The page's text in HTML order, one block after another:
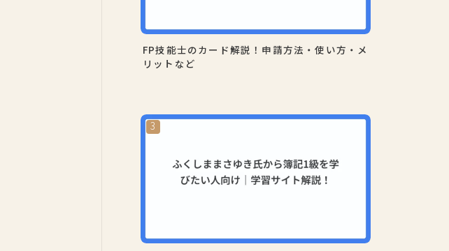
FP技能士のカード解説！申請方法・使い方・メ
リットなど